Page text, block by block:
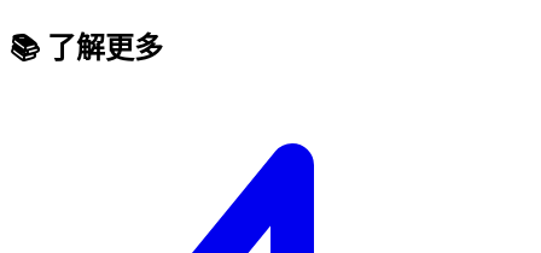
📚 了解更多